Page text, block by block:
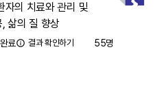
자의 치료와 관리 및
삶의 질 향상
료 결과 확인하기 55명